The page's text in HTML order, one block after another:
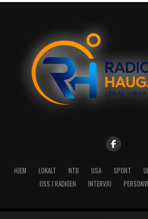
HJEM LOKALT NTB USA SPORT
OSS I RADIOEN
INTERVJU